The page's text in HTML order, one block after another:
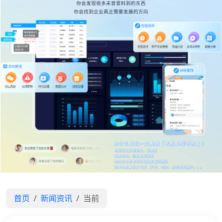
你会发现很多未曾意料到的东西
你会找到企业真正需要发展的方向
首页 新闻资讯 当前